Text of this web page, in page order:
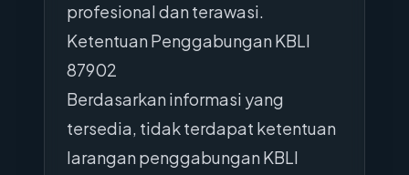
profesional dan terawasi.
Ketentuan Penggabungan KBLI
87902
Berdasarkan informasi yang
tersedia, tidak terdapat ketentuan
larangan penggabungan KBLI